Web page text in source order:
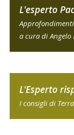
L'esperto
a cura di Angelo
L'Esperto
I consigli di